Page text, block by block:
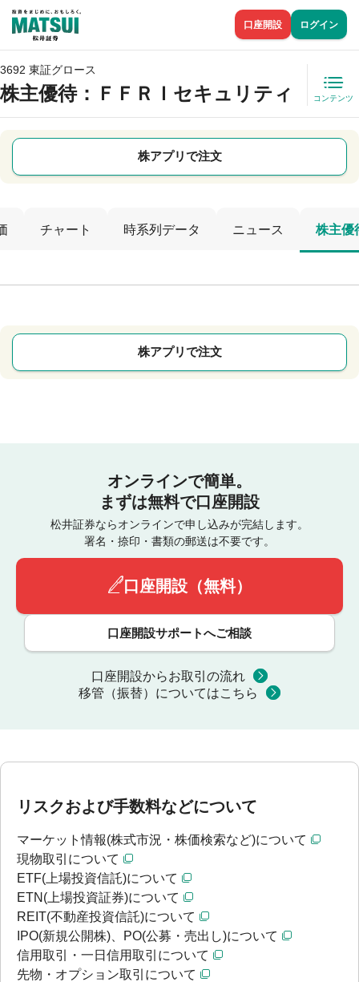
口座開設 ログイン
3692 東証グロース
株主優待：ＦＦＲＩセキュリティ コンテンツ
株アプリで注文
チャート 時系列データ ニュース 株主優
株アプリで注文
オンラインで簡単。
まずは無料で口座開設
松井証券ならオンラインで申し込みが完結します。
署名・捺印・書類の郵送は不要です。
口座開設（無料）
口座開設サポートへご相談
口座開設からお取引の流れ
移管（振替）についてはこちら
リスクおよび手数料などについて
マーケット情報(株式市況・株価検索など)について
現物取引について
ETF(上場投資信託)について
ETN(上場投資証券)について
REIT(不動産投資信託)について
IPO(新規公開株)、PO(公募・売出し)について
信用取引・一日信用取引について
先物・オプション取引について